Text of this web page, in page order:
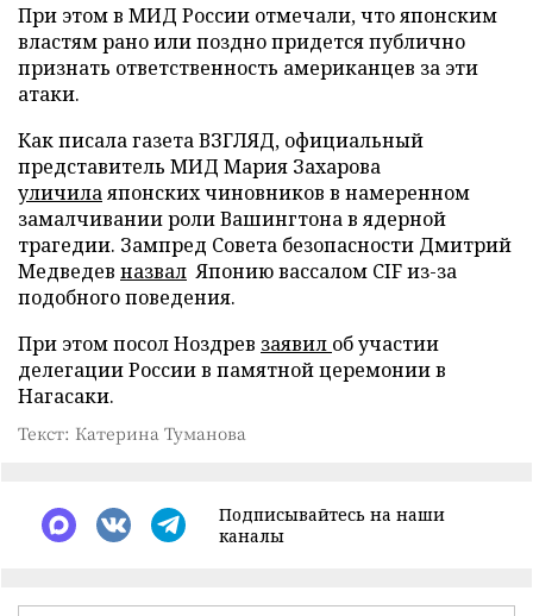
При этом в МИД России отмечали, что японским
властям рано или поздно придется публично
признать ответственность американцев за эти
атаки.
Как писала газета ВЗГЛЯД, официальный
представитель МИД Мария Захарова
уличилаяпонских чиновников в намеренном
замалчивании роли Вашингтона в ядерной
трагедии. Зампред Совета безопасности Дмитрий
Медведев назвал Японию вассалом CIF из-за
подобного поведения.
При этом посол Ноздрев заявил об участии
делегации России в памятной церемонии в
Нагасаки.
Текст: Катерина Туманова
Подписывайтесь на наши
каналы